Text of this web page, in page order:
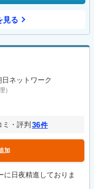
見る
ネットワーク
）
ミ・評判 36件
加
に日夜精進しておりま